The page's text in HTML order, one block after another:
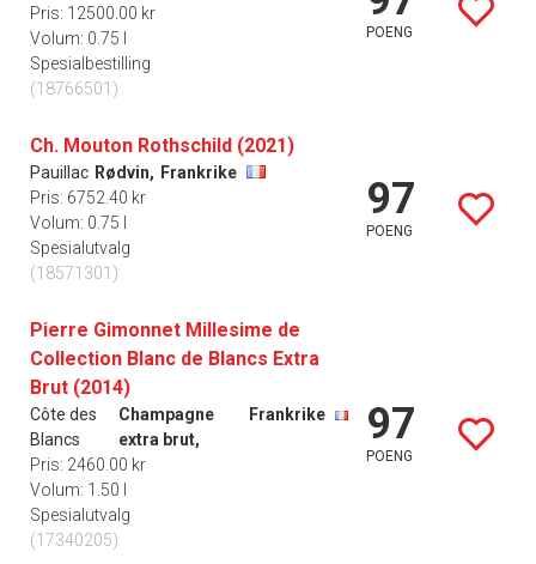
Pris: 12500.00 kr
Volum: 0.75 l
Spesialbestilling
(18766501)
POENG
Ch. Mouton Rothschild (2021)
Pauillac Rødvin, Frankrike
Pris: 6752.40 kr
Volum: 0.75 l
Spesialutvalg
(18571301)
97
POENG
Pierre Gimonnet Millesime de
Collection Blanc de Blancs Extra
Brut (2014)
Côte des
Blancs
Champagne
extra brut,
Frankrike
Pris: 2460.00 kr
Volum: 1.50 l
Spesialutvalg
(17340205)
97
POENG